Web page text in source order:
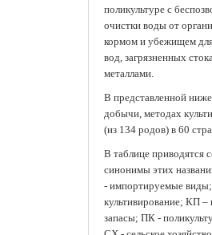
поликультуре с
очистки воды от
кормом и убежищем
вод, загрязненных
металлами.
В представленной
добычи, методах
(из 134 родов) в 60
В таблице приводятся
синонимы этих
- импортируемые
культивирование; КП
запасы; ПК -